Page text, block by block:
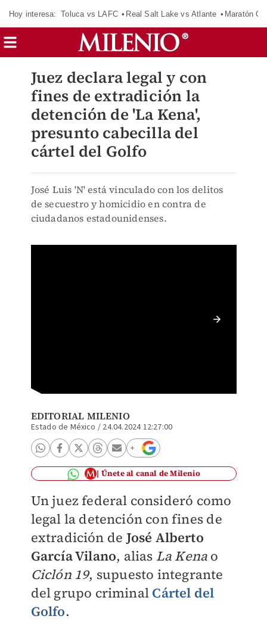
Hoy interesa: Toluca vs LAFC Real Salt Lake vs Atlante Maratón
Juez declara legal y con
fines de extradición la
detención de 'La Kena',
presunto cabecilla del
cártel del Golfo
José Luis 'N' está vinculado con los delitos
de secuestro y homicidio en contra de
ciudadanos estadounidenses.
EDITORIAL MILENIO
Estado de México / 24.04.2024 12:27:00
Únete al canal de Milenio
Un juez federal consideró como
legal la detención con fines de
extradición de José Alberto
García Vilano, alias La Kena o
Ciclón 19, supuesto integrante
del grupo criminal Cártel del
Golfo.